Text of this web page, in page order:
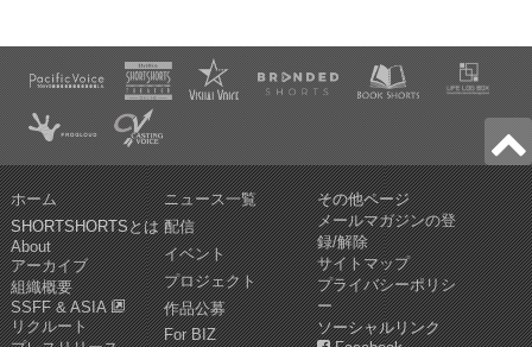
ホーム
SHORTSHORTSとは
About
アーカイブ
組織概要
SSFF & ASIA
リクルート
ニュース一覧
配信
イベント
プロジェクト
作品公募
For BIZ
その他ページ
メールマガジンの登
録/解除
サイトマップ
プライバシーポリシ
ー
ソーシャルリンク